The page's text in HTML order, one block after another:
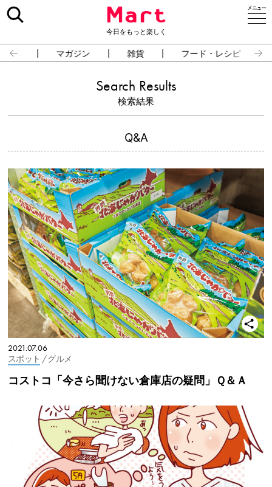
今日をもっと楽しく
占い マガジン 雑貨 フード・レシピ
Search Results
検索結果
Q&A
2021.07.06
スポット / グルメ
コストコ「今さら聞けない倉庫店の疑問」Ｑ＆Ａ